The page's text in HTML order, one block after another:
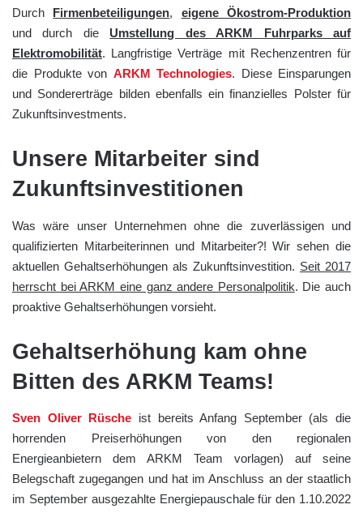
Durch
Firmenbeteiligungen, eigene Ökostrom-Produktion
und durch die Umstellung des ARKM Fuhrparks auf
Elektromobilität. Langfristige Verträge mit Rechenzentren für
die Produkte von ARKM Technologies. Diese Einsparungen
und Sondererträge bilden ebenfalls ein finanzielles Polster für
Zukunftsinvestments.
Unsere Mitarbeiter sind
Zukunftsinvestitionen
Was wäre unser Unternehmen ohne die zuverlässigen und
qualifizierten Mitarbeiterinnen und Mitarbeiter?! Wir sehen die
aktuellen Gehaltserhöhungen als Zukunftsinvestition. Seit 2017
herrscht bei ARKM eine ganz andere Personalpolitik. Die auch
proaktive Gehaltserhöhungen vorsieht.
Gehaltserhöhung kam ohne
Bitten des ARKM Teams!
Sven Oliver Rüsche ist bereits Anfang September (als die
horrenden Preiserhöhungen von den regionalen
Energieanbietern dem ARKM Team vorlagen) auf seine
Belegschaft zugegangen und hat im Anschluss an der staatlich
im September ausgezahlte Energiepauschale für den 1.10.2022